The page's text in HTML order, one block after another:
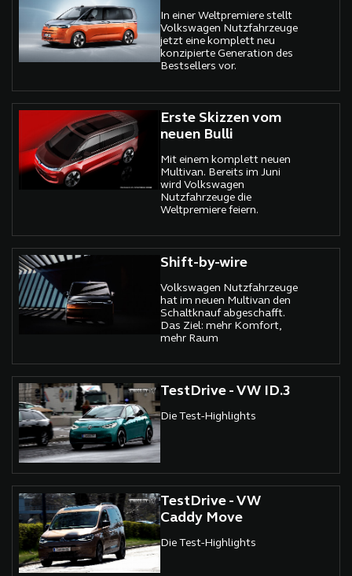
In einer Weltpremiere stellt
Volkswagen Nutzfahrzeuge
jetzt eine komplett neu
konzipierte Generation des
Bestsellers vor.
Erste Skizzen vom
neuen Bulli
Mit einem komplett neuen
Multivan. Bereits im Juni
wird Volkswagen
Nutzfahrzeuge die
Weltpremiere feiern.
Shift-by-wire
Volkswagen Nutzfahrzeuge
hat im neuen Multivan den
Schaltknauf abgeschafft.
Das Ziel: mehr Komfort,
mehr Raum
TestDrive - VW ID.3
Die Test-Highlights
TestDrive - VW
Caddy Move
Die Test-Highlights